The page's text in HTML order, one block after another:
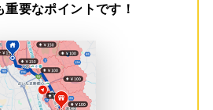
重要なポイントです！